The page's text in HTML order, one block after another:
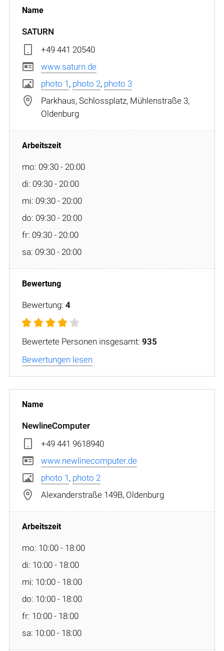
SATURN
+49 441 20540
www.saturn.de
photo 1 , photo 2, photo 3
Parkhaus, Schlossplatz, Mühlenstraße 3,
Oldenburg
mo: 09:30 - 20:00
di: 09:30 - 20:00
mi: 09:30 - 20:00
do: 09:30 - 20:00
fr: 09:30 - 20:00
sa: 09:30 - 20:00
Bewertung: 4
Bewertete Personen insgesamt: 935
Bewertungen lesen
NewlineComputer
+49 441 9618940
www.newlinecomputer.de
photo 1 , photo 2
Alexanderstraße 149B, Oldenburg
mo: 10:00 - 18:00
di: 10:00 - 18:00
mi: 10:00 - 18:00
do: 10:00 - 18:00
fr: 10:00 - 18:00
sa: 10:00 - 18:00